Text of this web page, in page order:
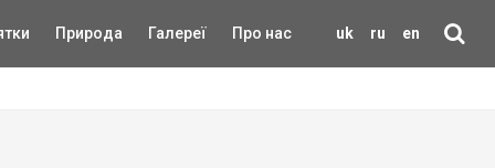
uk ru en
Природа Галереї Про нас